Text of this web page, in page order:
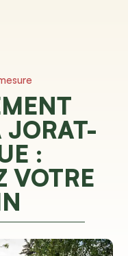
JORAT-
:
VOTRE